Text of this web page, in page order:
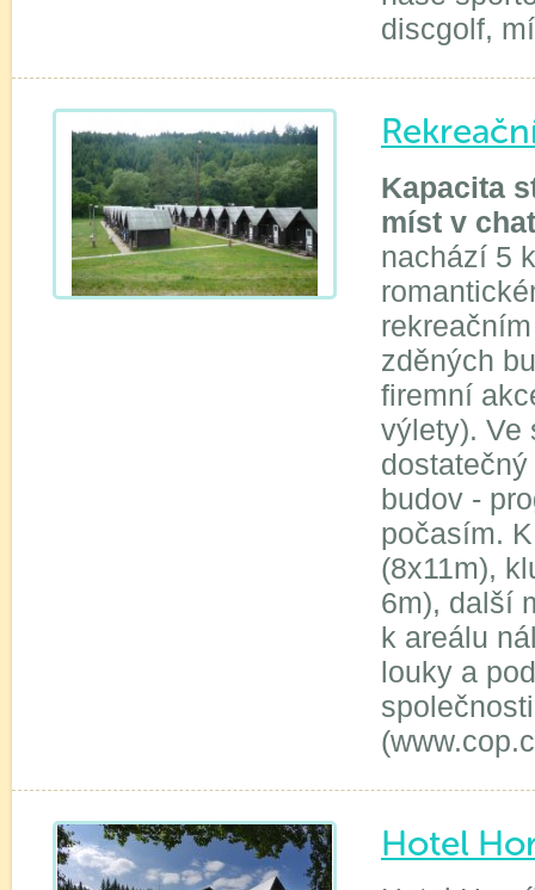
discgolf,
Kapacita
míst v
nachází 5
zděných
firemní
výlety). Ve
budov -
počasím.
(8x11m),
6m), další
k areálu
louky a
Hotel